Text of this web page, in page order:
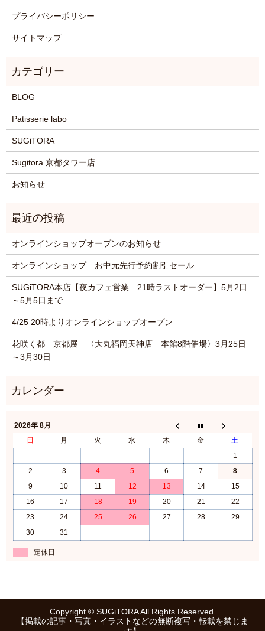
プライバシーポリシー
サイトマップ
BLOG
Patisserie labo
SUGiTORA
Sugitora 京都タワー店
お知らせ
オンラインショップオープンのお知らせ
オンラインショップ お中元先行予約割引セール
SUGiTORA本店【夜カフェ営業 21時ラストオーダー】5月2日
～5月5日まで
4/25 20時よりオンラインショップオープン
花咲く都 京都展 〈大丸福岡天神店 本館8階催場〉3月25日
～3月30日
2026年 8月
日
月 火 水 木 金
土
1
2
3 4 5 6 7
8
9
10 11 12 13 14
15
16
17 18 19 20 21
22
23
24 25 26 27 28
29
30
31
定休日
Copyright © SUGiTORA All Rights Reserved.
【掲載の記事・写真・イラストなどの無断複写・転載を禁じま